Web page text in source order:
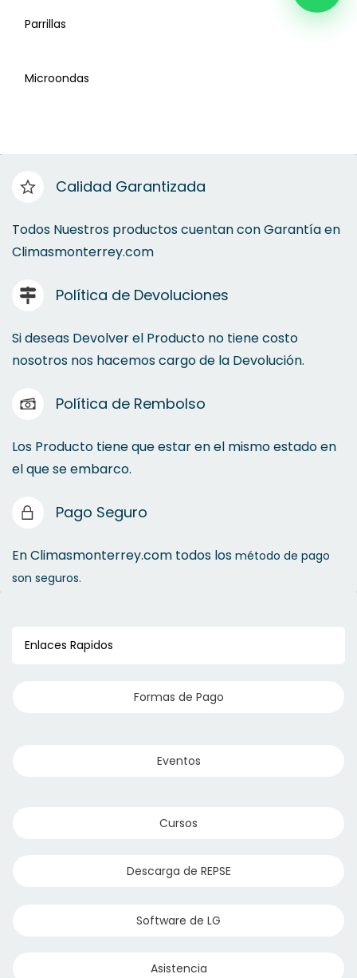
Purificadores de Aire
Parrillas
Microondas
Calidad Garantizada
Todos Nuestros productos cuentan con Garantía en
Climasmonterrey.com
Política de Devoluciones
Si deseas Devolver el Producto no tiene costo
nosotros nos hacemos cargo de la Devolución.
Política de Rembolso
Los Producto tiene que estar en el mismo estado en
el que se embarco.
Pago Seguro
En Climasmonterrey.com todos los método de pago
son seguros.
Enlaces Rapidos
Formas de Pago
Eventos
Cursos
Descarga de REPSE
Software de LG
Asistencia